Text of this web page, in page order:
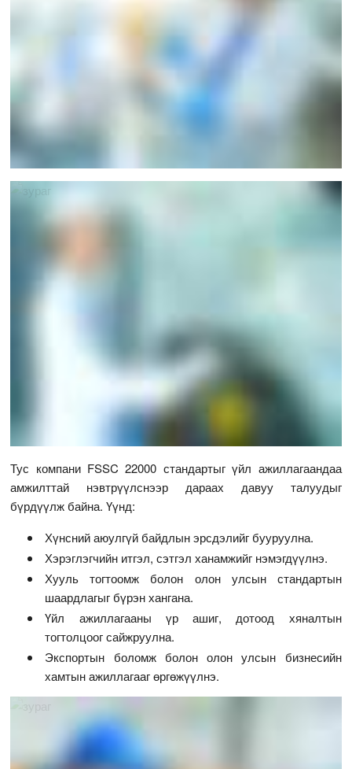
Тус компани FSSC 22000 стандартыг үйл ажиллагаандаа
амжилттай нэвтрүүлснээр дараах давуу талуудыг
бүрдүүлж байна. Үүнд:
Хүнсний аюулгүй байдлын эрсдэлийг бууруулна.
Хэрэглэгчийн итгэл, сэтгэл ханамжийг нэмэгдүүлнэ.
Хууль тогтоомж болон олон улсын стандартын
шаардлагыг бүрэн хангана.
Үйл ажиллагааны үр ашиг, дотоод хяналтын
тогтолцоог сайжруулна.
Экспортын боломж болон олон улсын бизнесийн
хамтын ажиллагааг өргөжүүлнэ.